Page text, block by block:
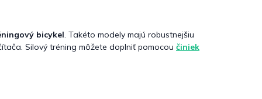
bicykel. Takéto modely majú robustnejšiu
Silový tréning môžete doplniť pomocou činiek